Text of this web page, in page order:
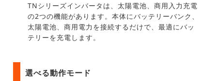
TNシリーズインバータは、太陽電池、商用入力充電
の2つの機能があります。本体にバッテリーバンク、
太陽電池、商用電力を接続するだけで、最適にバッ
テリーを充電します。
選べる動作モード